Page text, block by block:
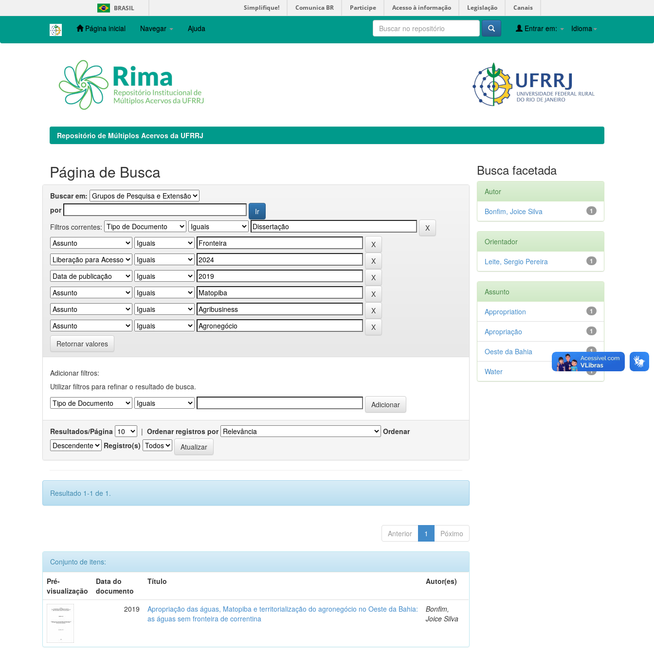
navigation
BRASIL Simplifique! Comunica BR Participe Acesso à informação Legislação Canais
Página inicial Navegar Ajuda Idioma
Entrar em:
Repositório de Múltiplos Acervos da UFRRJ
Página de Busca
Buscar em:
por
Filtros correntes:
Retornar valores
Adicionar filtros:
Utilizar filtros para refinar o resultado de busca.
Resultados/Página | Ordenar registros por
Ordenar
Registro(s)
Resultado 1-1 de 1.
Anterior 1 Póximo
Conjunto de itens:
Pré-
visualização
Data do
documento
Título Autor(es)
2019
Apropriação das águas, Matopiba e territorialização do agronegócio no Oeste da Bahia:
as águas sem fronteira de correntina
Bonfim,
Joice Silva
Busca facetada
Autor
1
Bonfim, Joice Silva
Orientador
1
Leite, Sergio Pereira
Assunto
1
Appropriation
1
Apropriação
1
Oeste da Bahia
1
Water